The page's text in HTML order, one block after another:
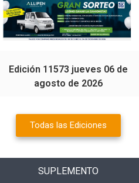
Edición 11573 jueves 06 de
agosto de 2026
Todas las Ediciones
SUPLEMENTO